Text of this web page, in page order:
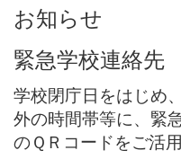
お知らせ
緊急学校連絡先
学校閉庁日をはじめ
外の時間帯等に、緊
のＱＲコードをご活